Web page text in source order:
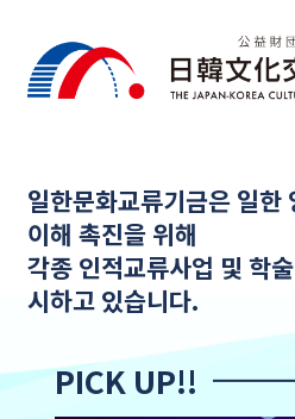
일한문화교류기금은 일한
이해 촉진을 위해
각종 인적교류사업 및 학
시하고 있습니다.
PICK UP!!